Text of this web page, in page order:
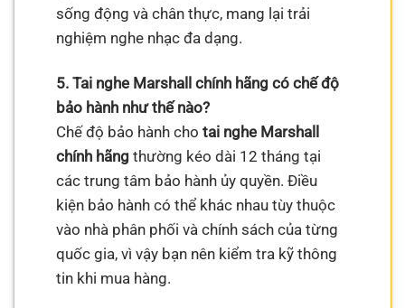
sống động và chân thực, mang lại trải
nghiệm nghe nhạc đa dạng.
5. Tai nghe Marshall chính hãng có chế độ
bảo hành như thế nào?
Chế độ bảo hành chotai nghe Marshall
chính hãng thường kéo dài 12 tháng tại
các trung tâm bảo hành ủy quyền. Điều
kiện bảo hành có thể khác nhau tùy thuộc
vào nhà phân phối và chính sách của từng
quốc gia, vì vậy bạn nên kiểm tra kỹ thông
tin khi mua hàng.